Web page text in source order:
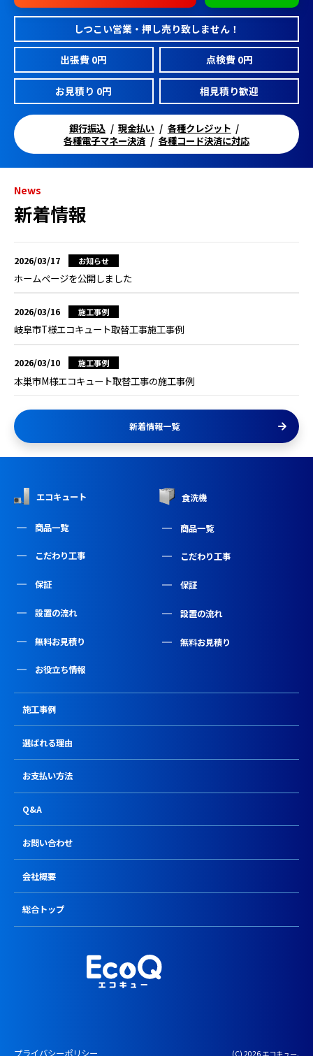
しつこい営業・押し売り致しません！
出張費 0円 点検費 0円
お見積り 0円 相見積り歓迎
銀行振込 現金払い
各種クレジット
各種電子マネー決済
各種コード決済に対応
News
新着情報
2026/03/17 お知らせ
ホームページを公開しました
2026/03/16 施工事例
岐阜市T様エコキュート取替工事施工事例
2026/03/10 施工事例
本巣市M様エコキュート取替工事の施工事例
新着情報一覧
エコキュート
商品一覧
こだわり工事
保証
設置の流れ
無料お見積り
お役立ち情報
食洗機
商品一覧
こだわり工事
保証
設置の流れ
無料お見積り
施工事例
選ばれる理由
お支払い方法
Q&A
お問い合わせ
会社概要
総合トップ
プライバシーポリシー (C) 2026 エコキュー.